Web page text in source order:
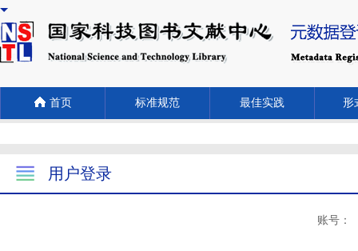
首页 标准规范 最佳实践 形
用户登录
账号：